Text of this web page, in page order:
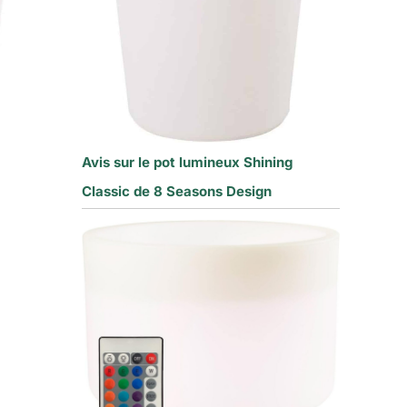
Avis sur le pot lumineux Shining
Classic de 8 Seasons Design